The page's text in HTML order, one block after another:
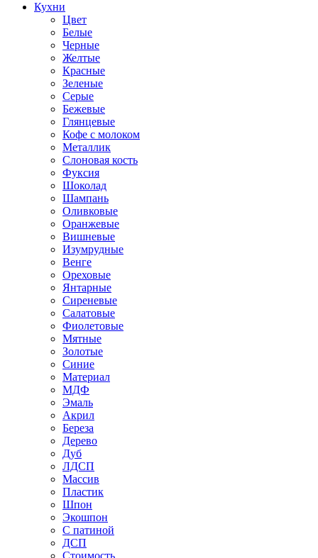
Кухни
Цвет
Белые
Черные
Желтые
Красные
Зеленые
Серые
Бежевые
Глянцевые
Кофе с молоком
Металлик
Слоновая кость
Фуксия
Шоколад
Шампань
Оливковые
Оранжевые
Вишневые
Изумрудные
Венге
Ореховые
Янтарные
Сиреневые
Салатовые
Фиолетовые
Мятные
Золотые
Синие
Материал
МДФ
Эмаль
Акрил
Береза
Дерево
Дуб
ЛДСП
Массив
Пластик
Шпон
Экошпон
С патиной
ДСП
Стоимость